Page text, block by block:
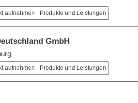
aufnehmen Produkte und Leistungen
GmbH
aufnehmen Produkte und Leistungen